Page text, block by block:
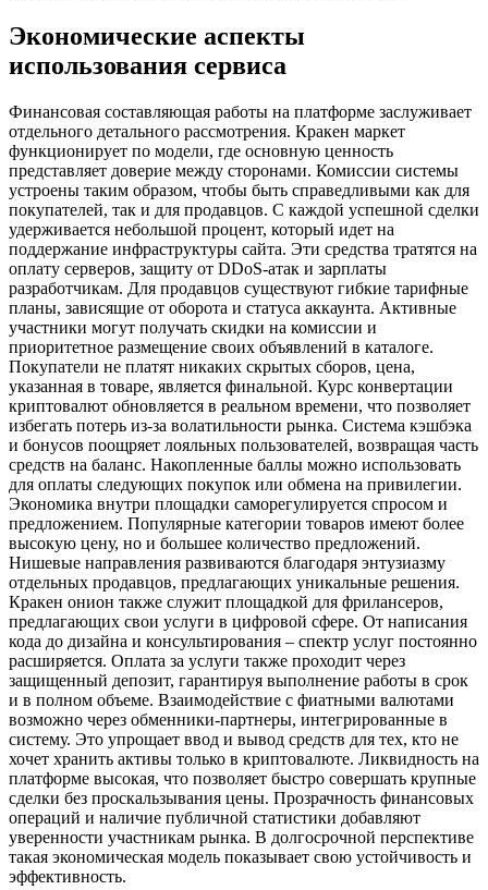
Экономические аспекты
использования сервиса
Финансовая составляющая работы на платформе заслуживает
отдельного детального рассмотрения. Кракен маркет
функционирует по модели, где основную ценность
представляет доверие между сторонами. Комиссии системы
устроены таким образом, чтобы быть справедливыми как для
покупателей, так и для продавцов. С каждой успешной сделки
удерживается небольшой процент, который идет на
поддержание инфраструктуры сайта. Эти средства тратятся на
оплату серверов, защиту от DDoS-атак и зарплаты
разработчикам. Для продавцов существуют гибкие тарифные
планы, зависящие от оборота и статуса аккаунта. Активные
участники могут получать скидки на комиссии и
приоритетное размещение своих объявлений в каталоге.
Покупатели не платят никаких скрытых сборов, цена,
указанная в товаре, является финальной. Курс конвертации
криптовалют обновляется в реальном времени, что позволяет
избегать потерь из-за волатильности рынка. Система кэшбэка
и бонусов поощряет лояльных пользователей, возвращая часть
средств на баланс. Накопленные баллы можно использовать
для оплаты следующих покупок или обмена на привилегии.
Экономика внутри площадки саморегулируется спросом и
предложением. Популярные категории товаров имеют более
высокую цену, но и большее количество предложений.
Нишевые направления развиваются благодаря энтузиазму
отдельных продавцов, предлагающих уникальные решения.
Кракен онион также служит площадкой для фрилансеров,
предлагающих свои услуги в цифровой сфере. От написания
кода до дизайна и консультирования – спектр услуг постоянно
расширяется. Оплата за услуги также проходит через
защищенный депозит, гарантируя выполнение работы в срок
и в полном объеме. Взаимодействие с фиатными валютами
возможно через обменники-партнеры, интегрированные в
систему. Это упрощает ввод и вывод средств для тех, кто не
хочет хранить активы только в криптовалюте. Ликвидность на
платформе высокая, что позволяет быстро совершать крупные
сделки без проскальзывания цены. Прозрачность финансовых
операций и наличие публичной статистики добавляют
уверенности участникам рынка. В долгосрочной перспективе
такая экономическая модель показывает свою устойчивость и
эффективность.